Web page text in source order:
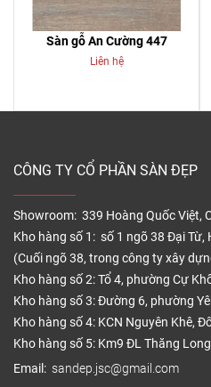
Sàn gỗ An Cường 447
Liên hệ
CÔNG TY CỔ PHẦN SÀN ĐẸP
Showroom: 339 Hoàng Quốc Việt,
Kho hàng số 1: số 1 ngõ 38 Đại Từ,
(Cuối ngõ 38, trong công ty xây
Kho hàng số 2: Tổ 4, phường Cự
Kho hàng số 3: Đường 6, phường
Kho hàng số 4: KCN Nguyên Khê,
Kho hàng số 5: Km9 ĐL Thăng
Email: sandep.jsc@gmail.com